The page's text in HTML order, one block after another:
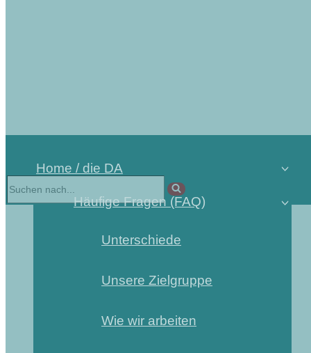
Home / die DA
Häufige Fragen (FAQ)
Unterschiede
Unsere Zielgruppe
Wie wir arbeiten